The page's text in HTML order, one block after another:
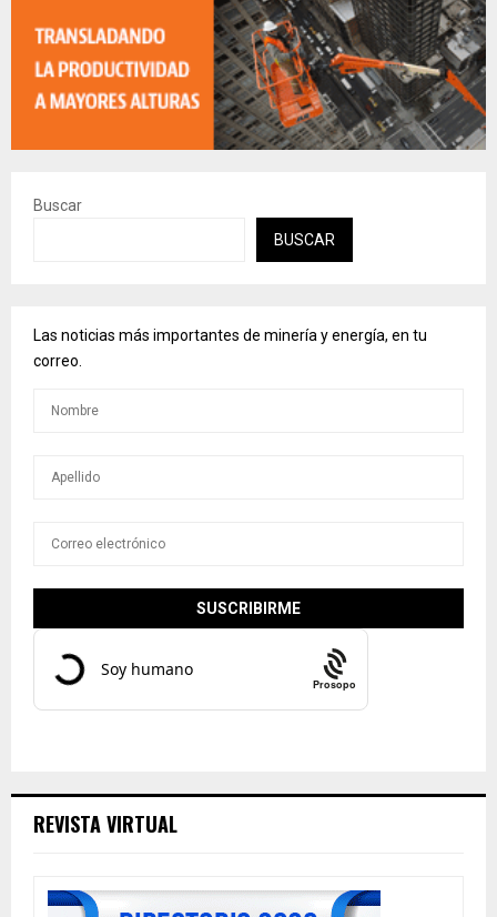
Buscar
BUSCAR
Las noticias más importantes de minería y energía, en tu
correo.
Prosopo
REVISTA VIRTUAL